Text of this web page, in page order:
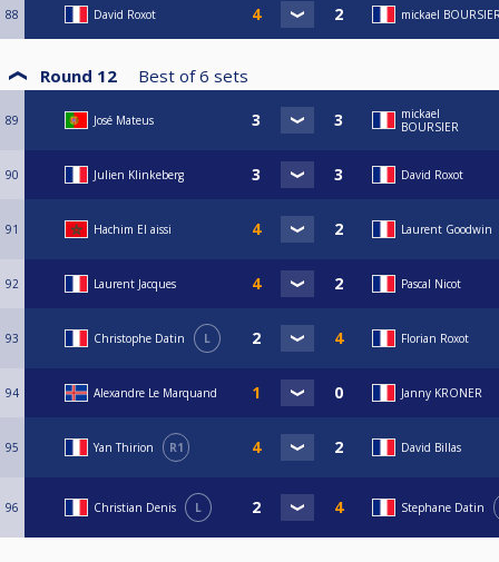
88 David Roxot mickael
Round 12 Best of6 sets
89 José Mateus
mickael
BOURSIER
90 Julien Klinkeberg David Roxot
91 Hachim El aissi Laurent Goodwin
92 Laurent Jacques Pascal Nicot
93 Christophe Datin L Florian Roxot
94 Alexandre Le Marquand Janny KRONER
95 Yan Thirion R1 David Billas
96 Christian Denis L Stephane Datin